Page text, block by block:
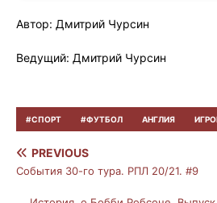
Автор: Дмитрий Чурсин
Ведущий: Дмитрий Чурсин
#СПОРТ #ФУТБОЛ АНГЛИЯ
PREVIOUS
События 30-го тура. РПЛ 20/21. #9